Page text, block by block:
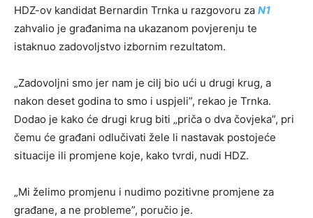
HDZ-ov kandidat Bernardin Trnka u razgovoru za N1
zahvalio je građanima na ukazanom povjerenju te
istaknuo zadovoljstvo izbornim rezultatom.
„Zadovoljni smo jer nam je cilj bio ući u drugi krug, a
nakon deset godina to smo i uspjeli”, rekao je Trnka.
Dodao je kako će drugi krug biti „priča o dva čovjeka”, pri
čemu će građani odlučivati žele li nastavak postojeće
situacije ili promjene koje, kako tvrdi, nudi HDZ.
„Mi želimo promjenu i nudimo pozitivne promjene za
građane, a ne probleme”, poručio je.